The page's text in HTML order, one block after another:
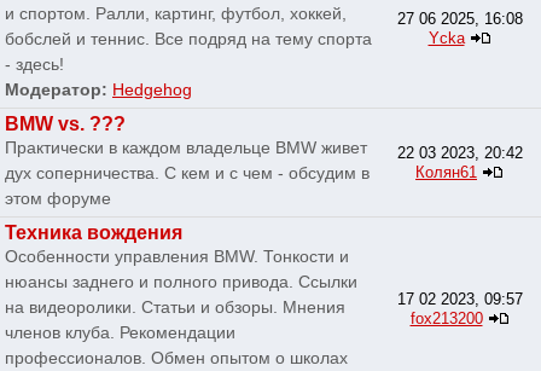
и спортом. Ралли, картинг, футбол, хоккей,
бобслей и теннис. Все подряд на тему спорта
- здесь!
Модератор: Hedgehog
27 06 2025, 16:08
Ycka
BMW vs. ???
Практически в каждом владельце BMW живет
дух соперничества. С кем и с чем - обсудим в
этом форуме
22 03 2023, 20:42
Колян61
Техника вождения
Особенности управления BMW. Тонкости и
нюансы заднего и полного привода. Ссылки
на видеоролики. Статьи и обзоры. Мнения
членов клуба. Рекомендации
профессионалов. Обмен опытом о школах
17 02 2023, 09:57
fox213200